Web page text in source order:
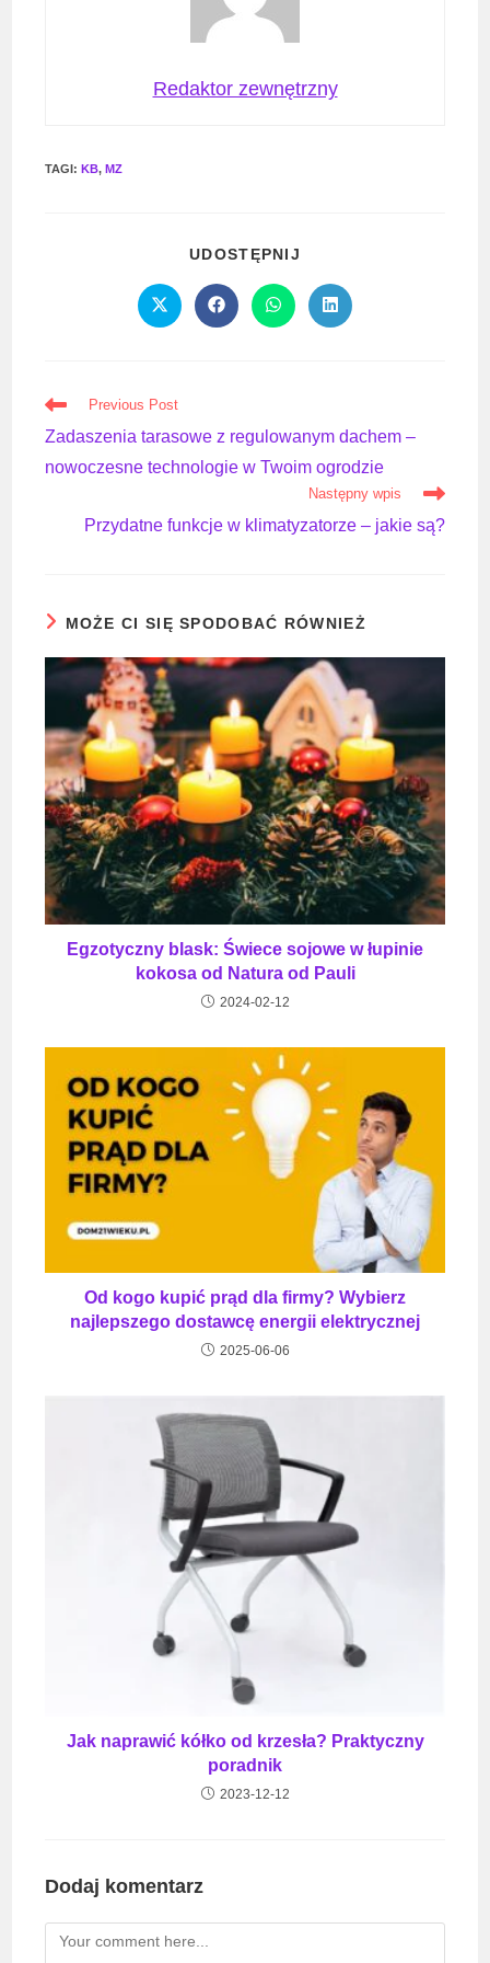
Redaktor zewnętrzny
TAGI:KB, MZ
UDOSTĘPNIJ
CONTENT
Opens
in
Opens
in
Opens
in
Opens
in
Read
articles
Previous Post
Zadaszenia tarasowe z regulowanym dachem –
nowoczesne technologie w Twoim ogrodzie
Następny wpis
Przydatne funkcje w klimatyzatorze – jakie są?
MOŻE CI SIĘ SPODOBAĆ RÓWNIEŻ
Egzotyczny blask: Świece sojowe w łupinie
kokosa od Natura od Pauli
2024-02-12
Od kogo kupić prąd dla firmy? Wybierz
najlepszego dostawcę energii elektrycznej
2025-06-06
Jak naprawić kółko od krzesła? Praktyczny
poradnik
2023-12-12
Dodaj komentarz
Comment